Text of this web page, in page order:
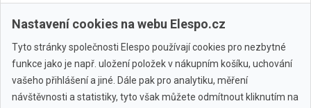
Zobrazit další
Nastavení cookies na webu Elespo.cz
Tyto stránky společnosti Elespo používají cookies pro nezbytné
funkce jako je např. uložení položek v nákupním košíku, uchování
vašeho přihlášení a jiné. Dále pak pro analytiku, měření
návštěvnosti a statistiky, tyto však můžete odmítnout kliknutím na